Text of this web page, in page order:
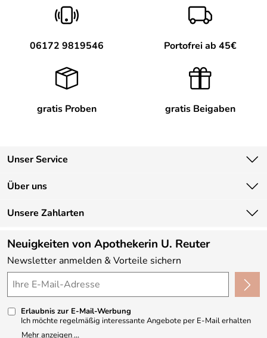
06172 9819546 Portofrei ab 45€
gratis Proben gratis Beigaben
Unser Service
Kontakt
Lieferbedingungen
Kundenlogin
Über uns
Unsere Bestseller
Neu
Angebote
Made in Germany
4,9/5*****
Unsere Zahlarten
Neuigkeiten von Apothekerin U. Reuter
Newsletter anmelden & Vorteile sichern
Erlaubnis zur E-Mail-Werbung
Ich möchte regelmäßig interessante Angebote per E-Mail erhalten
und ausserdem nach Erhalt meiner Bestellung an die Möglichkeit zur
Mehr anzeigen ...